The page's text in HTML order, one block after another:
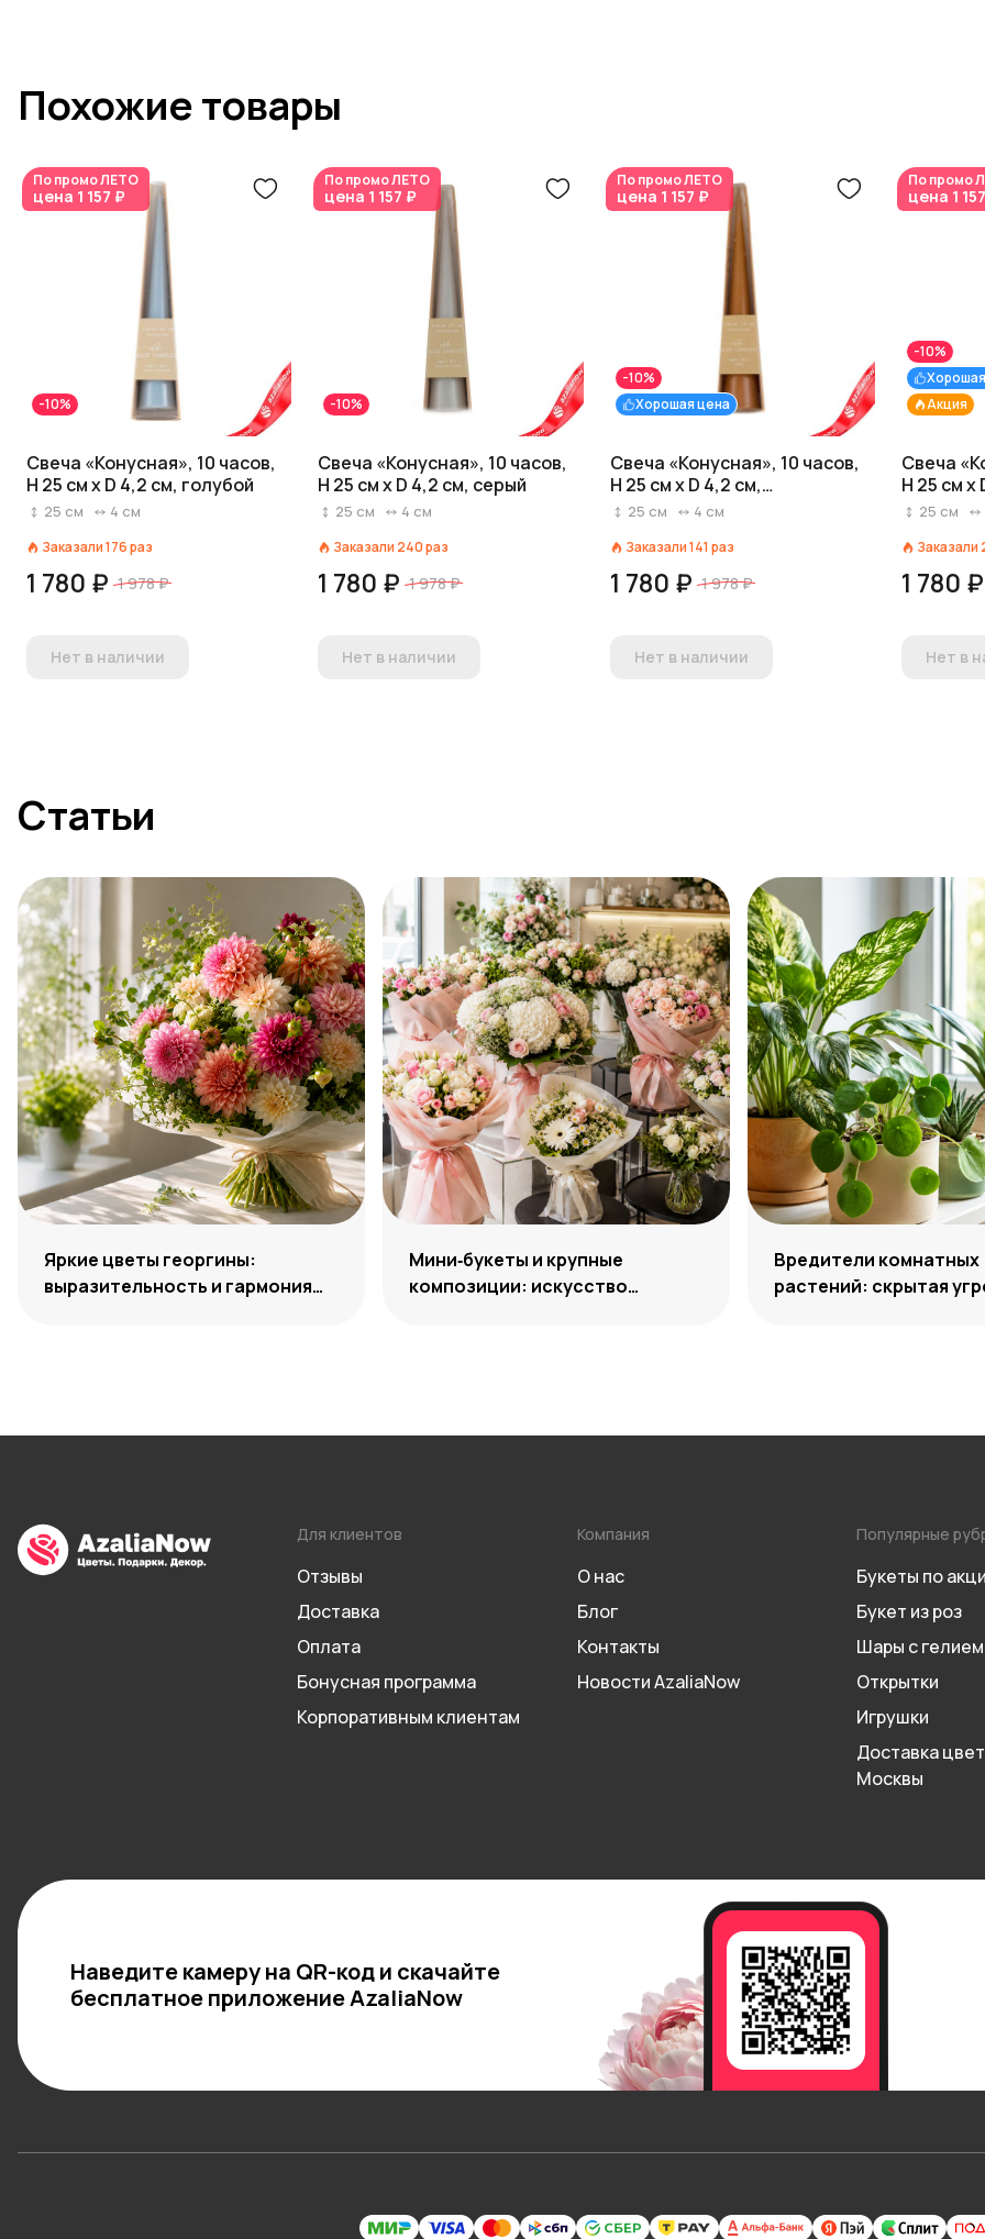
Похожие товары
По промоЛЕТО
цена 1 157 ₽
-10%
Свеча «Конусная», 10 часов,
H 25 см x D 4,2 см, голубой
25 см 4 см
Заказали176раз
1 780 ₽ 1 978 ₽
Нет в наличии
По промоЛЕТО
цена 1 157 ₽
-10%
Свеча «Конусная», 10 часов,
H 25 см x D 4,2 см, серый
25 см 4 см
Заказали 240раз
1 780 ₽ 1 978 ₽
Нет в наличии
По промоЛЕТО
цена 1 157 ₽
Хорошая цена
-10%
Свеча «Конусная», 10 часов,
H 25 см x D 4,2 см,
коричневый
25 см 4 см
Заказали141 раз
1 780 ₽ 1 978 ₽
Нет в наличии
По промо
цена 1
Акция
-10%
Свеча
H 25 см x
25 см
Заказали
1 780 ₽
Нет в
Статьи
Яркие цветы георгины:
выразительность и гармония
Мини‑букеты и крупные
композиции: искусство
Вредители комнатных
растений: скрытая
Для клиентов
Отзывы
Доставка
Оплата
Бонусная программа
Корпоративным клиентам
Компания
О нас
Блог
Контакты
Новости AzaliaNow
Популярные
Букеты по
Букет из роз
Шары с гелием
Открытки
Игрушки
Доставка
Москвы
Наведите камеру на QR-код и скачайте
бесплатное приложение AzaliaNow